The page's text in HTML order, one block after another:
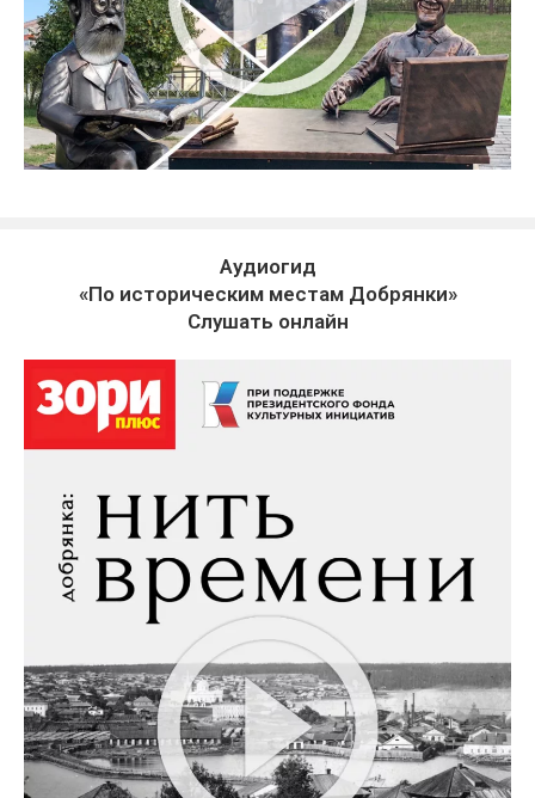
Аудиогид
«По историческим местам Добрянки»
Слушать онлайн